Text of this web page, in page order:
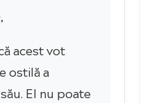
acest vot
ostilă a
El nu poate